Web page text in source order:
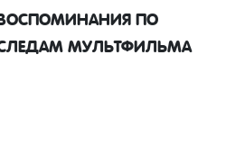
ПО
МУЛЬТФИЛЬМА